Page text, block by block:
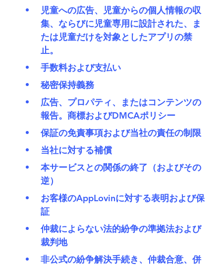
児童への広告、児童からの個人情報の収
集、ならびに児童専用に設計された、ま
たは児童だけを対象としたアプリの禁
止。
手数料および支払い
秘密保持義務
広告、プロパティ、またはコンテンツの
報告。商標およびDMCAポリシー
保証の免責事項および当社の責任の制限
当社に対する補償
本サービスとの関係の終了（およびその
逆）
お客様のAppLovinに対する表明および保
証
仲裁によらない法的紛争の準拠法および
裁判地
非公式の紛争解決手続き、仲裁合意、併